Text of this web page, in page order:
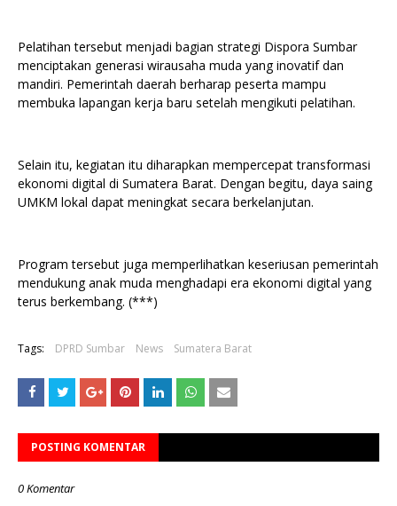
Pelatihan tersebut menjadi bagian strategi Dispora Sumbar
menciptakan generasi wirausaha muda yang inovatif dan
mandiri. Pemerintah daerah berharap peserta mampu
membuka lapangan kerja baru setelah mengikuti pelatihan.
Selain itu, kegiatan itu diharapkan mempercepat transformasi
ekonomi digital di Sumatera Barat. Dengan begitu, daya saing
UMKM lokal dapat meningkat secara berkelanjutan.
Program tersebut juga memperlihatkan keseriusan pemerintah
mendukung anak muda menghadapi era ekonomi digital yang
terus berkembang. (***)
Tags: DPRD Sumbar News Sumatera Barat
POSTING KOMENTAR
0 Komentar